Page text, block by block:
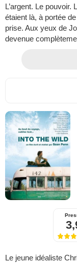
L’argent. Le
étaient là, à portée
prise. Aux yeux de
devenue
Le jeune idéaliste